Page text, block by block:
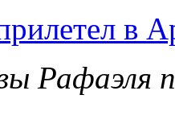
в
Рафаэля